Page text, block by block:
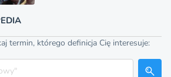
termin, którego definicja Cię interesuje: